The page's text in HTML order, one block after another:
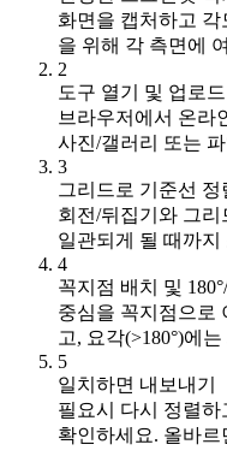
화면을 캡처하고
을 위해 각 측면에
2
도구 열기 및 업로드
브라우저에서 온라
사진/갤러리 또는
3
그리드로 기준선 정
회전/뒤집기와 그
일관되게 될 때까지
4
꼭지점 배치 및
중심을 꼭지점으로
고, 요각(>180°)에
5
일치하면 내보내기
필요시 다시 정렬
확인하세요. 올바르